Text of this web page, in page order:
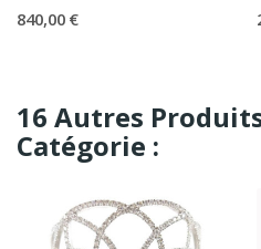
840,00 €
16 Autres
Catégorie :